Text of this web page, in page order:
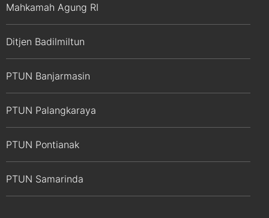
Mahkamah Agung RI
Ditjen Badilmiltun
PTUN Banjarmasin
PTUN Palangkaraya
PTUN Pontianak
PTUN Samarinda